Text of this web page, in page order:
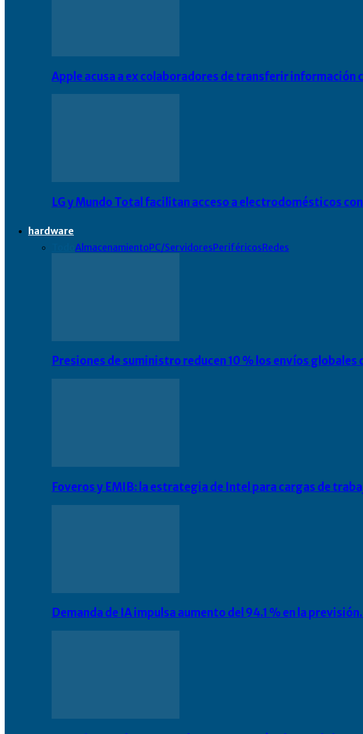
Apple acusa a ex colaboradores de transferir
LG y Mundo Total facilitan acceso a electrodomésticos
hardware
AlmacenamientoPC/ServidoresPeriféricosRedes
Presiones de suministro reducen 10 % los envíos
Foveros y EMIB: la estrategia de Intel para cargas de
Demanda de IA impulsa aumento del 94.1 % en la